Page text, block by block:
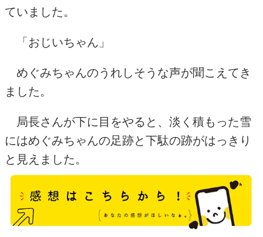
ていました。
「おじいちゃん」
めぐみちゃんのうれしそうな声が聞こえてき
ました。
局長さんが下に目をやると、淡く積もった雪
にはめぐみちゃんの足跡と下駄の跡がはっきり
と見えました。